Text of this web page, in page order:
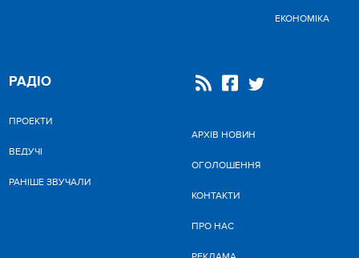
ЕКОНОМІКА
РАДІО
ПРОЕКТИ
ВЕДУЧІ
РАНІШЕ ЗВУЧАЛИ
АРХІВ НОВИН
ОГОЛОШЕННЯ
КОНТАКТИ
ПРО НАС